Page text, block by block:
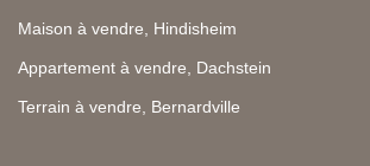
Maison à vendre, Hindisheim
Appartement à vendre, Dachstein
Terrain à vendre, Bernardville